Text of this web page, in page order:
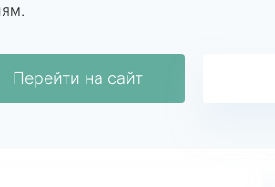
Перейти на сайт